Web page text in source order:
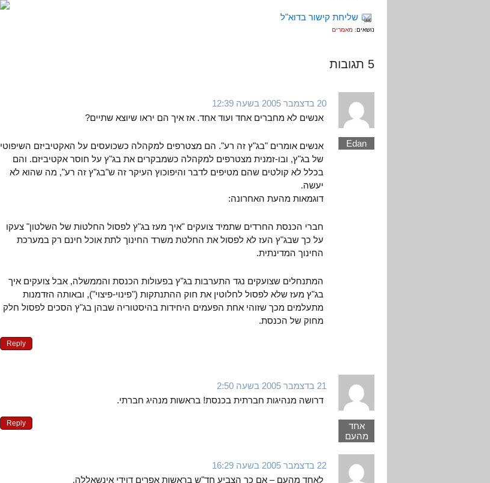
שליחת קישור בדוא"ל
נושאים: מאמרים
5 תגובות
Edan
20 בדצמבר 2005 בשעה 12:39
אנשים לא מחברים אחד ועוד אחד. אז איך הם יראו שיוצא שתיים?
אנשים אומרים "בג"ץ זה רע". הם מצטרפים למקהלה כשכועסים על האקטיביזם השיפוטי
של בג"ץ, ובו-זמנית מצטרפים למקהלה כשמבקרים את בג"ץ על חוסר אקטיביזם. והם
בכלל לא קולטים שהם מטיפים לדבר והיפוכוץ העיקר זה ש"בג"ץ זה רע", מה שהוא לא
יעשה.
דוגמאות מהעת האחרונה:
חברי הכנסת החרדים שתמיד צועקים "איך מעז בג"ץ לפסול החלטות של השלטון" צעקו
על כך שבג"ץ העז לא לפסול את החלטת משרד החינוך לתת אוכל חינם רק במערכת
החינוך המדינתית.
המתנחלים שצועקים נגד התערבות בג"ץ בפעולות הכנסת והממשלה, אבל צועקים איך
בג"ץ מעז שלא לפסול לחלוטין את חוק ההתנתקות ("פינוי-פיצוי"), ובאותה הזדמנות
מתעלמים מכך שזוהי אחת הפעמים היחידות בהיסטוריה שבהן בג"ץ הסכים לפסול חלק
מחוק של הכנסת.
Reply
אחד
מהעם
21 בדצמבר 2005 בשעה 2:50
דרושה מנהיגות חברתית בכנסת! בראשות מנהיג חברתי.
Reply
22 בדצמבר 2005 בשעה 16:29
לאחד מהעם – אם כך הצביע חד"ש בראשות אפרים דוידי אינשאללה.